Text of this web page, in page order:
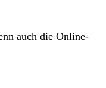
auch die Online-